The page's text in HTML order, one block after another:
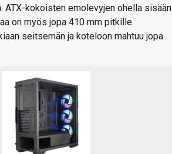
kokoisten emolevyjen ohella sisään
on myös jopa 410 mm pitkille
seitsemän ja koteloon mahtuu jopa